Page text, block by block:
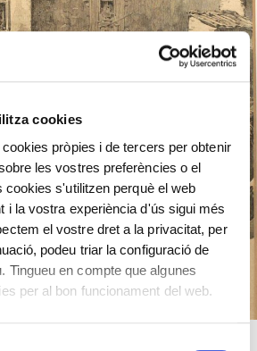
cookies
pròpies i de tercers per obtenir
les vostres preferències o el
cookies s'utilitzen perquè el web
i la vostra experiència d'ús sigui més
el vostre dret a la privacitat, per
podeu triar la configuració de
Tingueu en compte que algunes
per al bon funcionament del web.